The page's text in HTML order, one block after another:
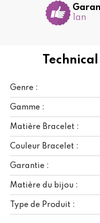
Genre :
Gamme :
Matière Bracelet :
Couleur Bracelet :
Garantie :
Matière du bijou :
Type de Produit :
1an